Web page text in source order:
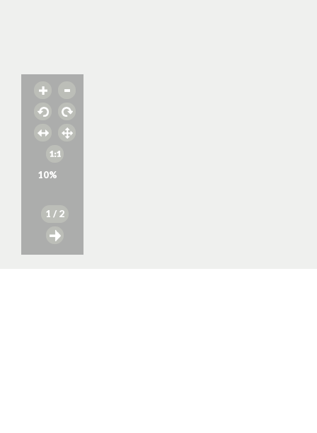
10%
1 / 2